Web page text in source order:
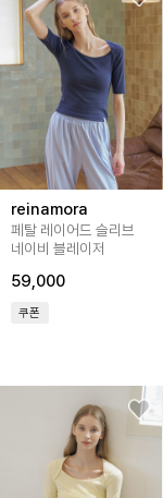
reinamora
페탈 레이어드 슬리브
네이비 블레이저
59,000
쿠폰